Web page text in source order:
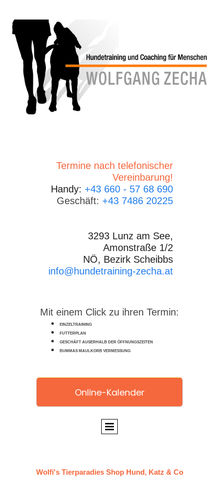
Termine nach telefonischer
Vereinbarung!
Handy: +43 660 - 57 68 690
Geschäft: +43 7486 20225
3293 Lunz am See,
Amonstraße 1/2
NÖ, Bezirk Scheibbs
info@hundetraining-zecha.at
Mit einem Click zu ihren Termin:
EINZELTRAINING
FUTTERPLAN
GESCHÄFT AUSERHALB DER ÖFFNUNGSZEITEN
BUMMAS MAULKORB VERMESSUNG
Online-Kalender
Wolfi's Tierparadies Shop Hund, Katz & Co